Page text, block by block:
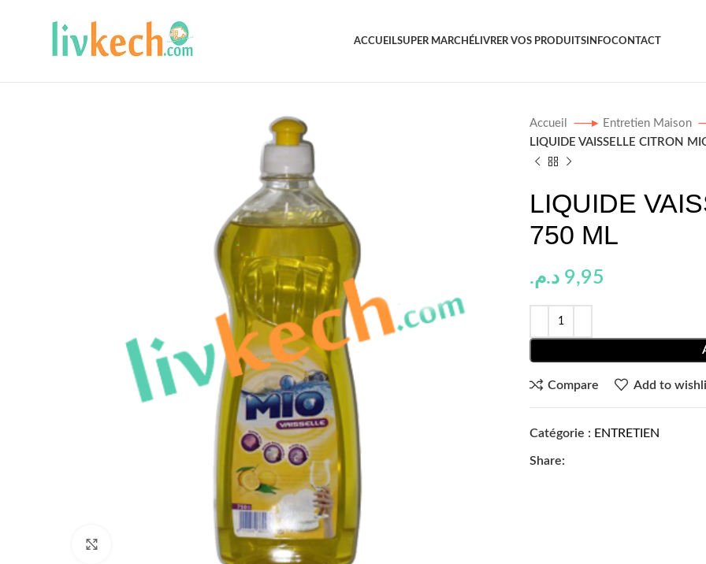
ACCUEILSUPER MARCHÉ LIVRER VOS PRODUITS INFOCONTACT
Accueil
Entretien Maison
LIQUIDE VAISSELLE CITRON
LIQUIDE
750 ML
9,95 د.م.
Compare Add to
Catégorie : ENTRETIEN
Share: